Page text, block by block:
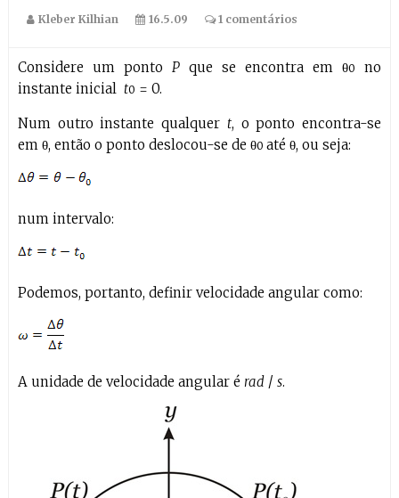
Kleber Kilhian 16.5.09 1 comentários
Considere um ponto Pque se encontra em θ0
no
instante inicial t0 = 0.
Num outro instante qualquer t, o ponto encontra-se
em θ, então o ponto deslocou-se de θ0 até θ, ou seja:
num intervalo:
Podemos, portanto, definir velocidade angular como:
A unidade de velocidade angular é rad/ s.